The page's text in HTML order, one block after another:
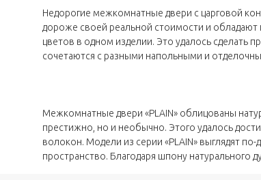
Недорогие межкомнатные двери с царговой
дороже своей реальной стоимости и обладают
цветов в одном изделии. Это удалось сделать
сочетаются с разными напольными и
Межкомнатные двери «PLAIN» облицованы
престижно, но и необычно. Этого удалось
волокон. Модели из серии «PLAIN» выглядят
пространство. Благодаря шпону натурального